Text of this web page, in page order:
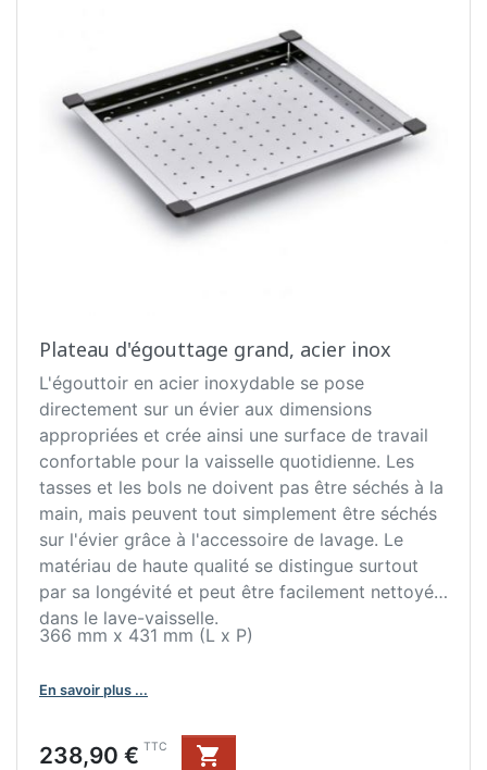
Plateau d'égouttage grand, acier inox
L'égouttoir en acier inoxydable se pose
directement sur un évier aux dimensions
appropriées et crée ainsi une surface de travail
confortable pour la vaisselle quotidienne. Les
tasses et les bols ne doivent pas être séchés à la
main, mais peuvent tout simplement être séchés
sur l'évier grâce à l'accessoire de lavage. Le
matériau de haute qualité se distingue surtout
par sa longévité et peut être facilement nettoyé
dans le lave-vaisselle.
366 mm x 431 mm (L x P)
En savoir plus ...
Prix
238,90 € TTC
